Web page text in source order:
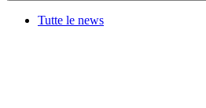
Tutte le news